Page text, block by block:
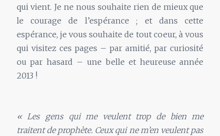
qui vient. Je ne nous souhaite rien de mieux que
le courage de l’espérance ; et dans cette
espérance, je vous souhaite de tout coeur, à vous
qui visitez ces pages – par amitié, par curiosité
ou par hasard – une belle et heureuse année
2013 !
« Les gens qui me veulent trop de bien me
traitent de prophète. Ceux qui ne m’en veulent pas